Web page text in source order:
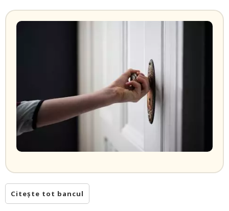
Citește tot bancul